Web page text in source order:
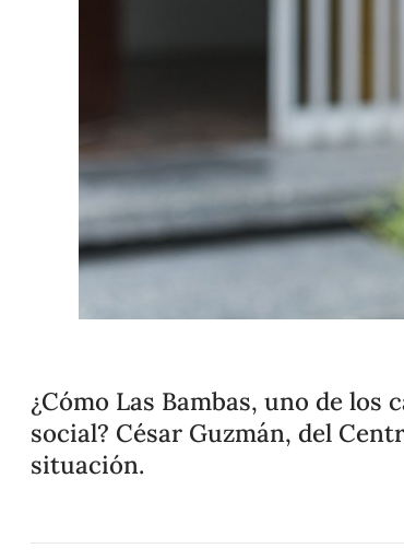
¿Cómo Las Bambas, uno de
social? César Guzmán, del
situación.